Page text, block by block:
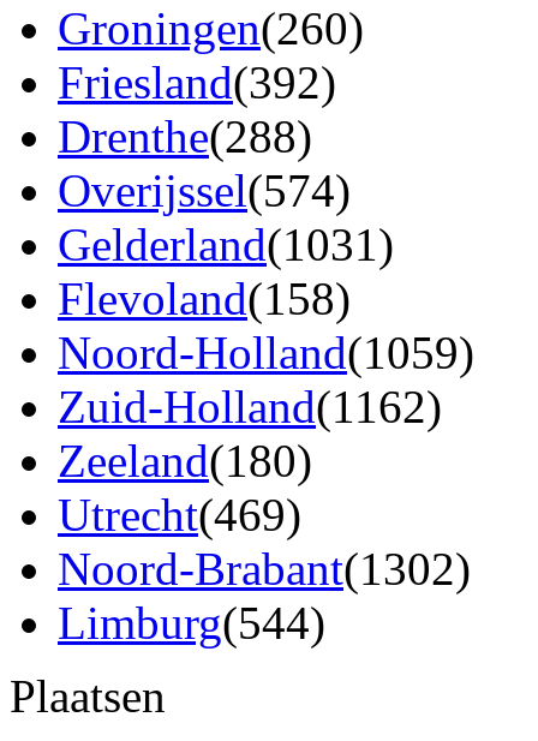
Groningen(260)
Friesland(392)
Drenthe(288)
Overijssel(574)
Gelderland(1031)
Flevoland(158)
Noord-Holland(1059)
Zuid-Holland(1162)
Zeeland(180)
Utrecht(469)
Noord-Brabant(1302)
Limburg(544)
Plaatsen